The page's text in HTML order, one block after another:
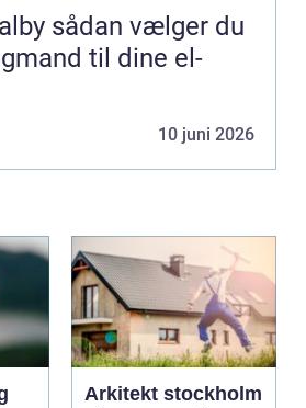
du
til dine el-
10 juni 2026
Arkitekt stockholm